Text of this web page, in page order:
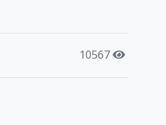
10567